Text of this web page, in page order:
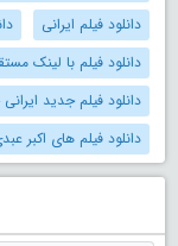
دانلود فیلم ایرانی
دانلود فیلم با لینک
دانلود فیلم جدید ایرانی 1404
دانلود فیلم های اکبر